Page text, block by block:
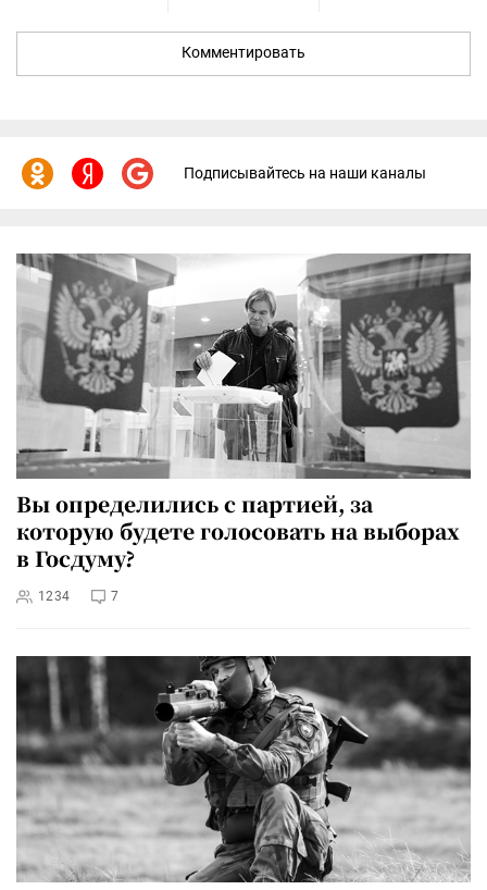
Комментировать
Подписывайтесь на наши каналы
Вы определились с партией, за
которую будете голосовать на выборах
в Госдуму?
1234 7